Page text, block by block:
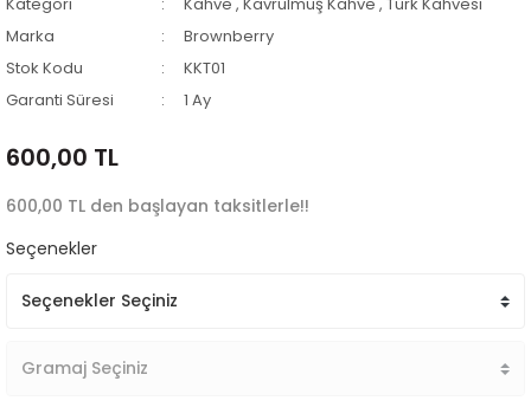
Marka
Brownberry
Stok Kodu
KKT01
Garanti Süresi
1 Ay
600,00 TL
600,00 TL den başlayan taksitlerle!!
Seçenekler